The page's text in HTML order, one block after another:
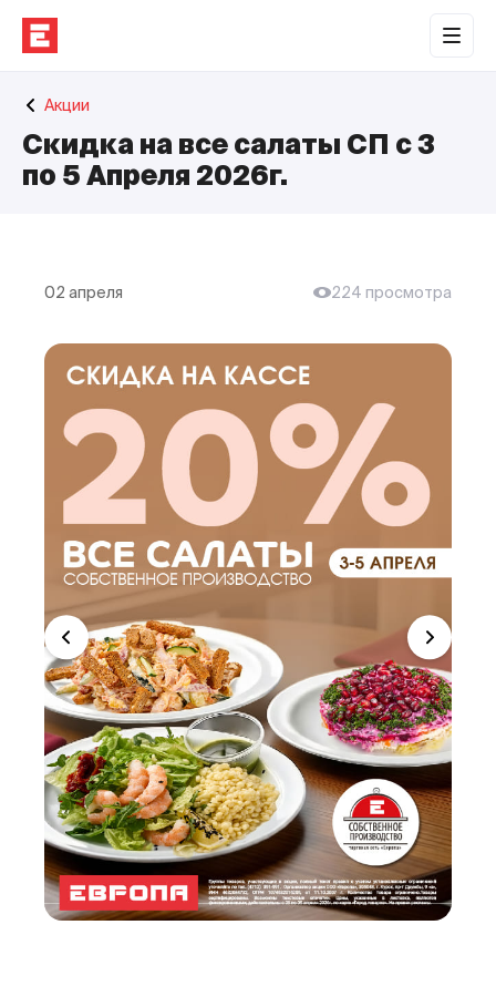
Торговые центры
Сотрудничество
Контакты
Акции
Скидка на все салаты СП с 3
по 5 Апреля 2026г.
02 апреля 224 просмотра